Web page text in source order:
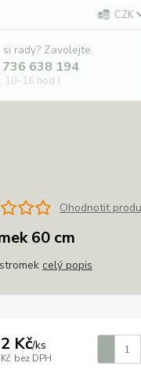
CZK
rady? Zavolejte.
638 194
10-16 hod.)
Ohodnotit
60 cm
celý popis
Kč/ks
bez DPH